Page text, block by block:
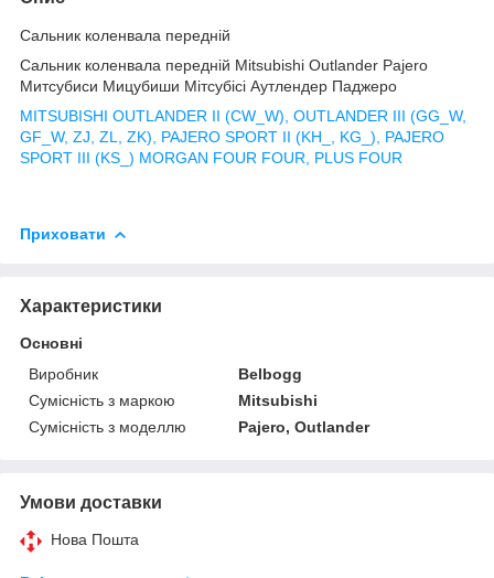
Сальник коленвала передній
Сальник коленвала передній Mitsubishi Outlander Pajero
Митсубиси Мицубиши Мітсубісі Аутлендер Паджеро
MITSUBISHI OUTLANDER II (CW_W), OUTLANDER III (GG_W,
GF_W, ZJ, ZL, ZK), PAJERO SPORT II (KH_, KG_), PAJERO
SPORT III (KS_) MORGAN FOUR FOUR, PLUS FOUR
Приховати
Характеристики
Основні
Виробник
Belbogg
Сумісність з маркою
Mitsubishi
Сумісність з моделлю
Pajero, Outlander
Умови доставки
Нова Пошта